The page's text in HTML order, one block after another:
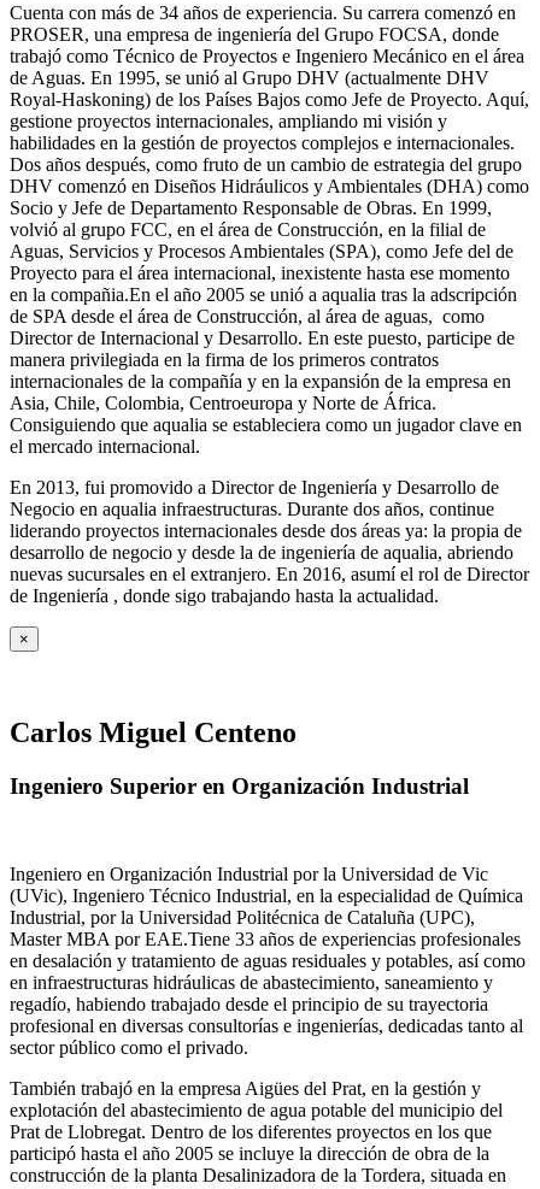
Cuenta con más de 34 años de experiencia. Su carrera comenzó en
PROSER, una empresa de ingeniería del Grupo FOCSA, donde
trabajó como Técnico de Proyectos e Ingeniero Mecánico en el área
de Aguas. En 1995, se unió al Grupo DHV (actualmente DHV
Royal-Haskoning) de los Países Bajos como Jefe de Proyecto. Aquí,
gestione proyectos internacionales, ampliando mi visión y
habilidades en la gestión de proyectos complejos e internacionales.
Dos años después, como fruto de un cambio de estrategia del grupo
DHV comenzó en Diseños Hidráulicos y Ambientales (DHA) como
Socio y Jefe de Departamento Responsable de Obras. En 1999,
volvió al grupo FCC, en el área de Construcción, en la filial de
Aguas, Servicios y Procesos Ambientales (SPA), como Jefe del de
Proyecto para el área internacional, inexistente hasta ese momento
en la compañia.En el año 2005 se unió a aqualia tras la adscripción
de SPA desde el área de Construcción, al área de aguas, como
Director de Internacional y Desarrollo. En este puesto, participe de
manera privilegiada en la firma de los primeros contratos
internacionales de la compañía y en la expansión de la empresa en
Asia, Chile, Colombia, Centroeuropa y Norte de África.
Consiguiendo que aqualia se estableciera como un jugador clave en
el mercado internacional.
En 2013, fui promovido a Director de Ingeniería y Desarrollo de
Negocio en aqualia infraestructuras. Durante dos años, continue
liderando proyectos internacionales desde dos áreas ya: la propia de
desarrollo de negocio y desde la de ingeniería de aqualia, abriendo
nuevas sucursales en el extranjero. En 2016, asumí el rol de Director
de Ingeniería , donde sigo trabajando hasta la actualidad.
×
Carlos Miguel Centeno
Ingeniero Superior en Organización Industrial
Ingeniero en Organización Industrial por la Universidad de Vic
(UVic), Ingeniero Técnico Industrial, en la especialidad de Química
Industrial, por la Universidad Politécnica de Cataluña (UPC),
Master MBA por EAE.Tiene 33 años de experiencias profesionales
en desalación y tratamiento de aguas residuales y potables, así como
en infraestructuras hidráulicas de abastecimiento, saneamiento y
regadío, habiendo trabajado desde el principio de su trayectoria
profesional en diversas consultorías e ingenierías, dedicadas tanto al
sector público como el privado.
También trabajó en la empresa Aigües del Prat, en la gestión y
explotación del abastecimiento de agua potable del municipio del
Prat de Llobregat. Dentro de los diferentes proyectos en los que
participó hasta el año 2005 se incluye la dirección de obra de la
construcción de la planta Desalinizadora de la Tordera, situada en